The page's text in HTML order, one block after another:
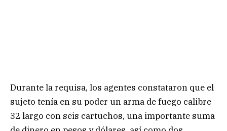
Durante la requisa, los agentes constataron que el
sujeto tenía en su poder un arma de fuego calibre
32 largo con seis cartuchos, una importante suma